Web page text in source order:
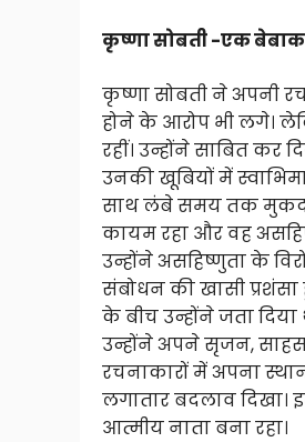
कृष्णा सोबती -एक
कृष्णा सोबती ने अपनी
होने के आरोप भी लगे।
रहीं। उन्होंने साबित कर
उनकी खूबियों में
साथ लंबे समय तक मुकदमे
कायम रहा और वह
उन्होंने असहिष्णुता के
संबोधन की खासी प्रशंसा
के बीच उन्होंने जता
उन्होंने अपने सृजन,
रचनाकारों में अपना
लगातार बदलाव
आत्मीय नाता बना रहा।